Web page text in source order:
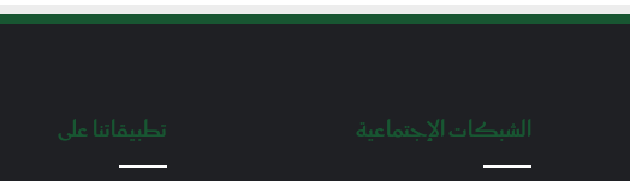
الشبكات الإجتماعية تطبيقاتنا على